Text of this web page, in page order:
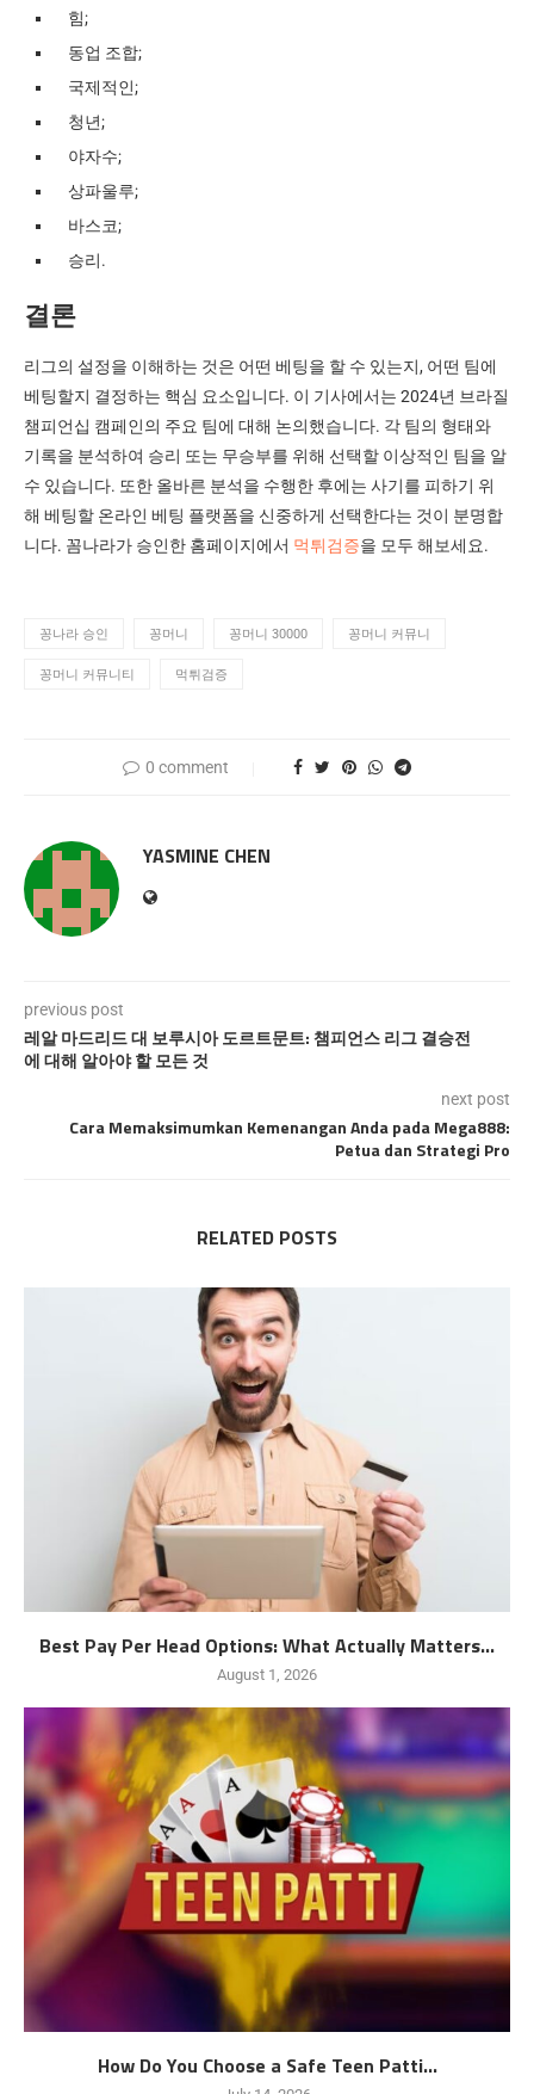
힘;
동업 조합;
국제적인;
청년;
야자수;
상파울루;
바스코;
승리.
결론
리그의 설정을 이해하는 것은 어떤 베팅을 할 수 있는지, 어떤 팀에
베팅할지 결정하는 핵심 요소입니다. 이 기사에서는 2024년 브라질
챔피언십 캠페인의 주요 팀에 대해 논의했습니다. 각 팀의 형태와
기록을 분석하여 승리 또는 무승부를 위해 선택할 이상적인 팀을 알
수 있습니다. 또한 올바른 분석을 수행한 후에는 사기를 피하기 위
해 베팅할 온라인 베팅 플랫폼을 신중하게 선택한다는 것이 분명합
니다. 꼼나라가 승인한 홈페이지에서 먹튀검증을 모두 해보세요.
꽁나라 승인 꽁머니 꽁머니 30000 꽁머니 커뮤니
꽁머니 커뮤니티 먹튀검증
0 comment
YASMINE CHEN
previous post
레알 마드리드 대 보루시아 도르트문트: 챔피언스 리그 결승전
에 대해 알아야 할 모든 것
next post
Cara Memaksimumkan Kemenangan Anda pada Mega888:
Petua dan Strategi Pro
RELATED POSTS
Best Pay Per Head Options: What Actually Matters...
August 1, 2026
How Do You Choose a Safe Teen Patti...